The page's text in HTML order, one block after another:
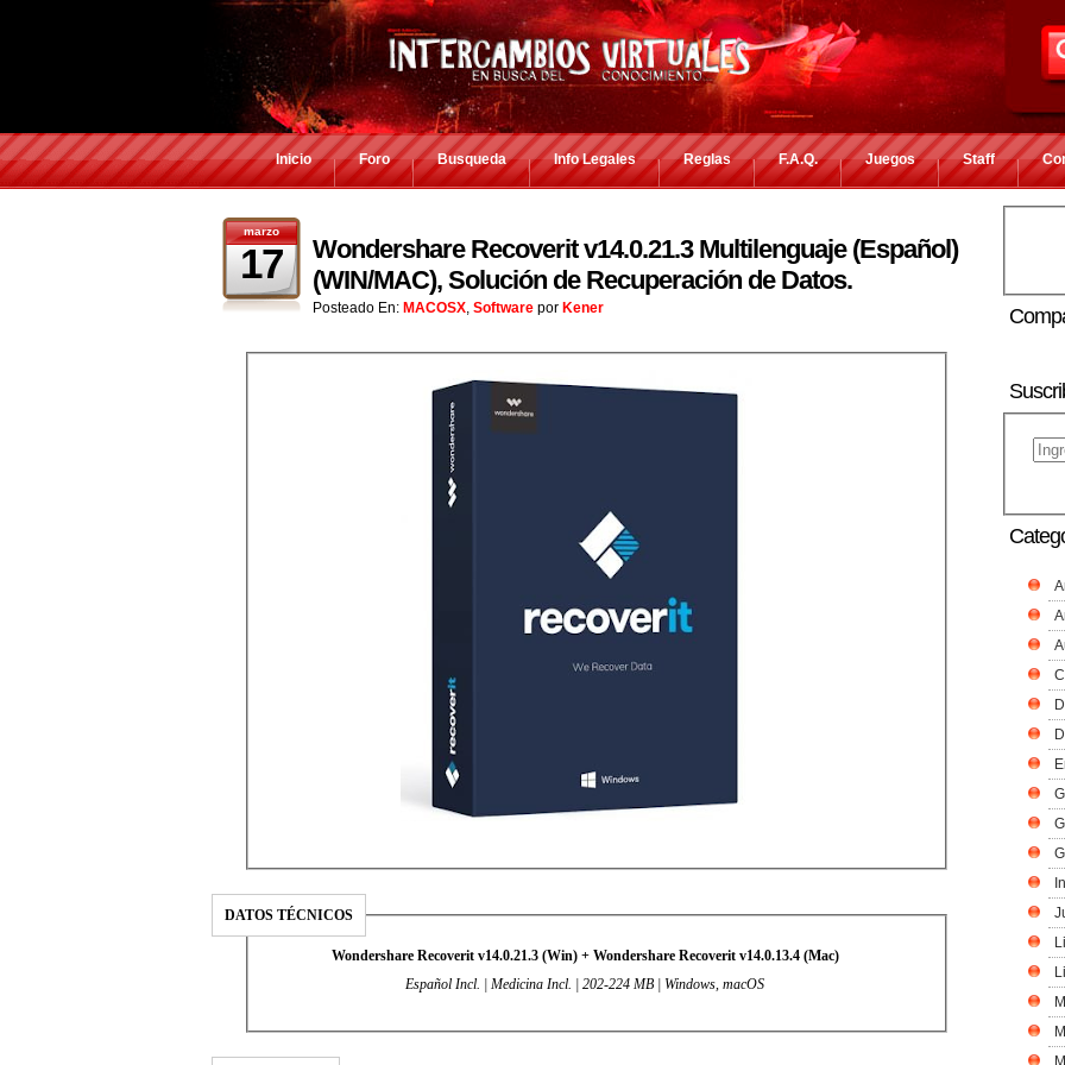
Inicio Foro Busqueda Info Legales Reglas F.A.Q. Juegos Staff
marzo
17
Wondershare Recoverit v14.0.21.3 Multilenguaje (Español)
(WIN/MAC), Solución de Recuperación de Datos.
Posteado En: MACOSX, Software por Kener
DATOS TÉCNICOS
Wondershare Recoverit v14.0.21.3 (Win) + Wondershare Recoverit v14.0.13.4 (Mac)
Español Incl. | Medicina Incl. | 202-224 MB | Windows, macOS